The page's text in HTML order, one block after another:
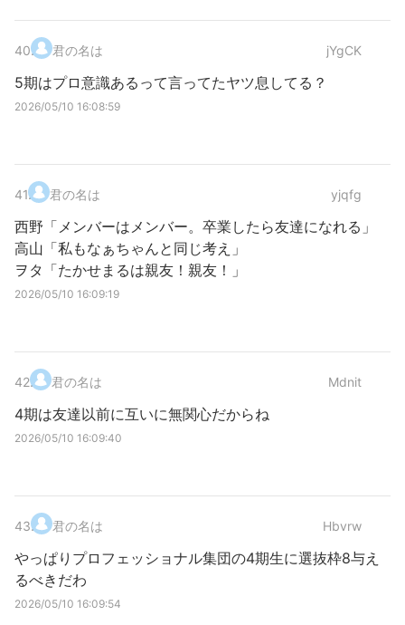
40. 君の名は jYgCK
5期はプロ意識あるって言ってたヤツ息してる？
2026/05/10 16:08:59
41. 君の名は yjqfg
西野「メンバーはメンバー。卒業したら友達になれる」
高山「私もなぁちゃんと同じ考え」
ヲタ「たかせまるは親友！親友！」
2026/05/10 16:09:19
42. 君の名は Mdnit
4期は友達以前に互いに無関心だからね
2026/05/10 16:09:40
43. 君の名は Hbvrw
やっぱりプロフェッショナル集団の4期生に選抜枠8与え
るべきだわ
2026/05/10 16:09:54